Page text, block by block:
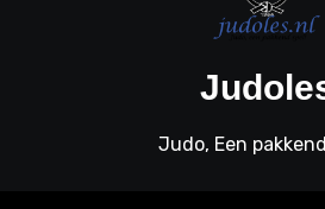
Judo, Een